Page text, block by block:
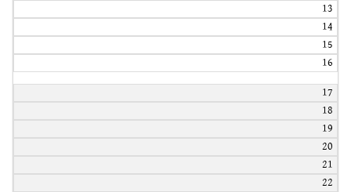
13
14
15
16
17
18
19
20
21
22